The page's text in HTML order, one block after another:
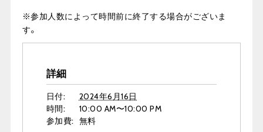
※参加人数によって時間前に終了する場合がございま
す。
詳細
日付:
2024年6月16日
時間:
10:00 AM〜10:00 PM
参加費: 無料